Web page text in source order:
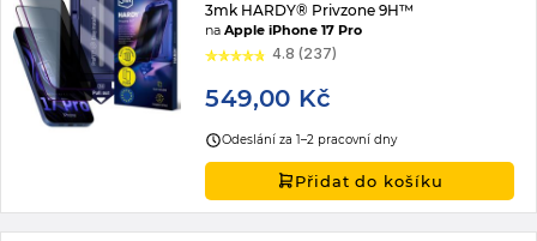
3mk HARDY® Privzone 9H™
naApple iPhone 17 Pro
4.8 (237)
549,00 Kč
Odeslání za 1–2 pracovní dny
Přidat do košíku